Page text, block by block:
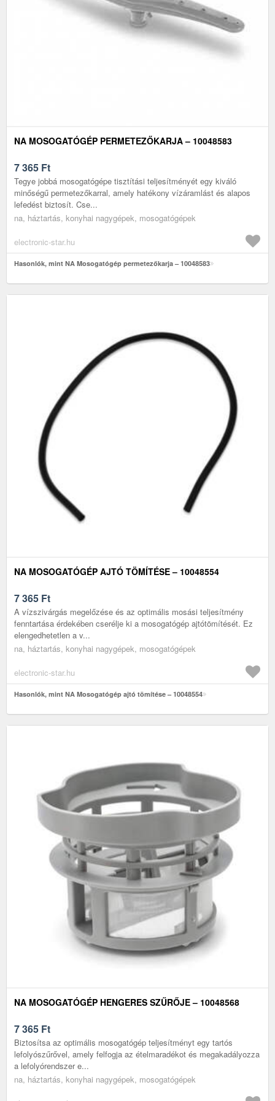
NA MOSOGATÓGÉP PERMETEZŐKARJA – 10048583
7 365 Ft
Tegye jobbá mosogatógépe tisztítási teljesítményét egy kiváló
minőségű permetezőkarral, amely hatékony vízáramlást és alapos
lefedést biztosít. Cse...
na, háztartás, konyhai nagygépek, mosogatógépek
electronic-star.hu
Hasonlók, mint NA Mosogatógép permetezőkarja – 10048583
NA MOSOGATÓGÉP AJTÓ TÖMÍTÉSE – 10048554
7 365 Ft
A vízszivárgás megelőzése és az optimális mosási teljesítmény
fenntartása érdekében cserélje ki a mosogatógép ajtótömítését. Ez
elengedhetetlen a v...
na, háztartás, konyhai nagygépek, mosogatógépek
electronic-star.hu
Hasonlók, mint NA Mosogatógép ajtó tömítése – 10048554
NA MOSOGATÓGÉP HENGERES SZŰRŐJE – 10048568
7 365 Ft
Biztosítsa az optimális mosogatógép teljesítményt egy tartós
lefolyószűrővel, amely felfogja az ételmaradékot és megakadályozza
a lefolyórendszer e...
na, háztartás, konyhai nagygépek, mosogatógépek